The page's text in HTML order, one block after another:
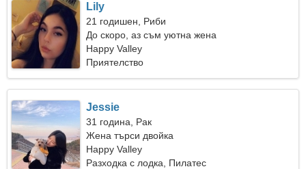
Lily
21 годишен, Риби
До скоро, аз съм уютна жена
Happy Valley
Приятелство
Jessie
31 година, Рак
Жена търси двойка
Happy Valley
Разходка с лодка, Пилатес